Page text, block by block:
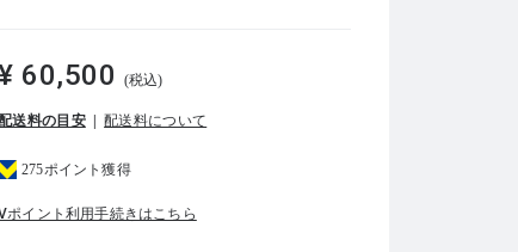
60,500 (税込)
配送料の目安 配送料について
275ポイント獲得
ポイント利用手続きはこちら